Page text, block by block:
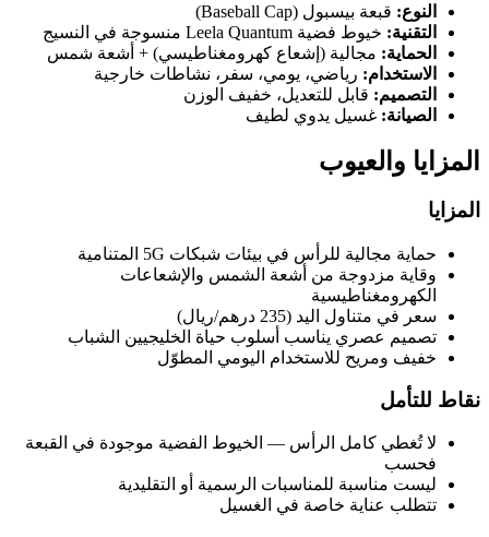
النوع: قبعة بيسبول (Baseball Cap)
التقنية: خيوط فضية Leela Quantum منسوجة في النسيج
الحماية: مجالية (إشعاع كهرومغناطيسي) + أشعة شمس
الاستخدام: رياضي، يومي، سفر، نشاطات خارجية
التصميم: قابل للتعديل، خفيف الوزن
الصيانة: غسيل يدوي لطيف
المزايا والعيوب
المزايا
حماية مجالية للرأس في بيئات شبكات 5G المتنامية
وقاية مزدوجة من أشعة الشمس والإشعاعات
الكهرومغناطيسية
سعر في متناول اليد (235 درهم/ريال)
تصميم عصري يناسب أسلوب حياة الخليجيين الشباب
خفيف ومريح للاستخدام اليومي المطوّل
نقاط للتأمل
لا تُغطي كامل الرأس — الخيوط الفضية موجودة في القبعة
فحسب
ليست مناسبة للمناسبات الرسمية أو التقليدية
تتطلب عناية خاصة في الغسيل